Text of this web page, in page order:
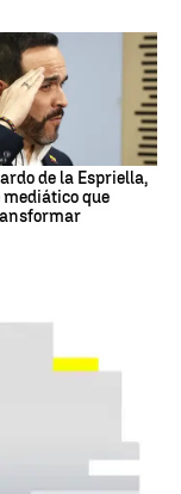
de la Espriella,
mediático que